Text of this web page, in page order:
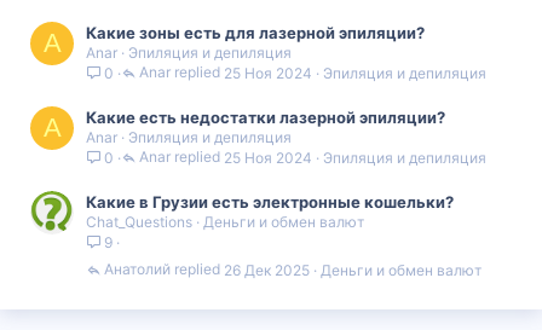
A Какие зоны есть для лазерной эпиляции?
Anar
Эпиляция и депиляция
0
Эпиляция и депиляция
25 Ноя 2024
Anar
A Какие есть недостатки лазерной эпиляции?
Anar
Эпиляция и депиляция
0
Эпиляция и депиляция
25 Ноя 2024
Anar
Какие в Грузии есть электронные кошельки?
Chat_Questions
Деньги и обмен валют
9
Деньги и обмен валют
26 Дек 2025
Анатолий